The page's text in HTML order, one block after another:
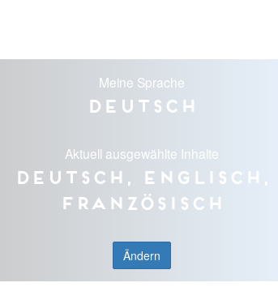
Meine Sprache
Deutsch
Aktuell ausgewählte Inhalte
Deutsch, Englisch,
Französisch
Ändern